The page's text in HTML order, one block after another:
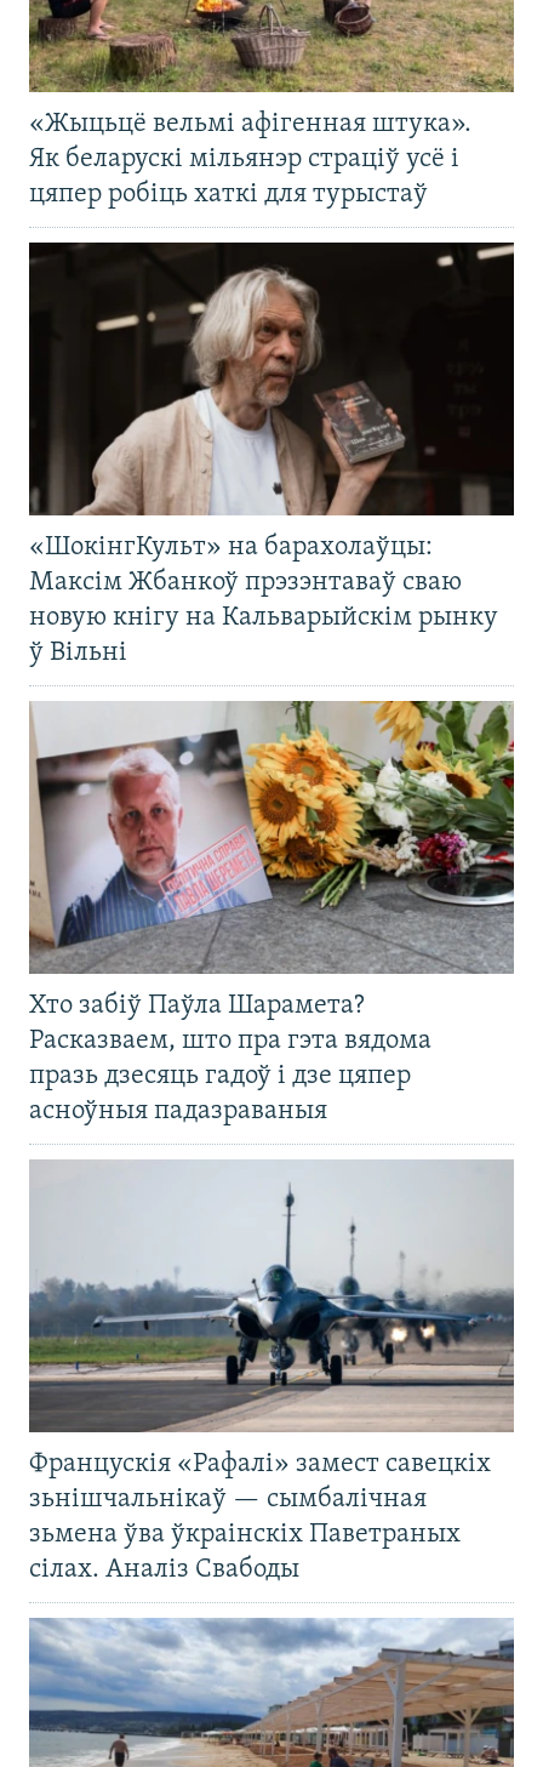
«Жыцьцё вельмі афігенная штука».
Як беларускі мільянэр страціў усё і
цяпер робіць хаткі для турыстаў
«ШокінгКульт» на барахолаўцы:
Максім Жбанкоў прэзэнтаваў сваю
новую кнігу на Кальварыйскім рынку
ў Вільні
Хто забіў Паўла Шарамета?
Расказваем, што пра гэта вядома
празь дзесяць гадоў і дзе цяпер
асноўныя падазраваныя
Францускія «Рафалі» замест савецкіх
зьнішчальнікаў — сымбалічная
зьмена ўва ўкраінскіх Паветраных
сілах. Аналіз Свабоды